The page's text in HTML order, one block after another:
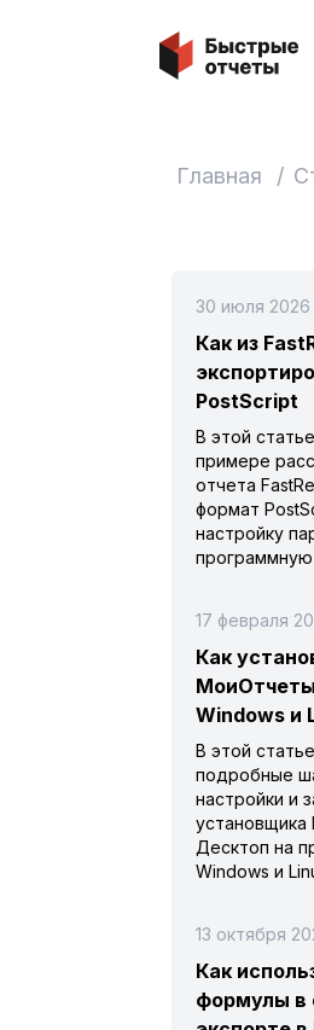
Быстрые отчеты
Главная /
30 июля 2026
Как из
PostScript
В этой
примере
отчета
формат
настройку
17 февраля
Как
Windows и
В этой
подробные
настройки и
Десктоп на
Windows и
13 октября
Как
формулы в